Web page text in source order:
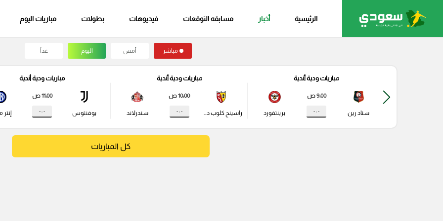
الرئيسية أخبار مسابقه التوقعات فيديوهات بطولات مباريات اليوم
مباشر أمس اليوم غداً
مباريات ودية أندية
ستاد رين
9:00 ص
- : - برينتفورد
مباريات ودية أندية
راسينج كلوب دي لانس
10:00 ص
- : - سندرلاند
مباريات ودية أندية
يوفنتوس
11:00 ص
- : - إنتر
كل المباريات